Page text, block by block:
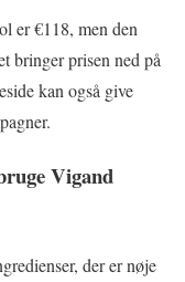
er €118, men den
bringer prisen ned på
kan også give
Vigand
der er nøje